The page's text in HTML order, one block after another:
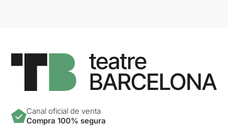
Canal oficial de venta
Compra 100% segura